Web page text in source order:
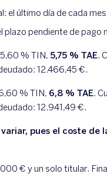
el último día de cada
pendiente de pago
5,60 % TIN, 5,75 % TAE.
12.466,45 €.
% TIN, 6,8 % TAE.
12.941,49 €.
pues el coste de
€ y un solo titular.